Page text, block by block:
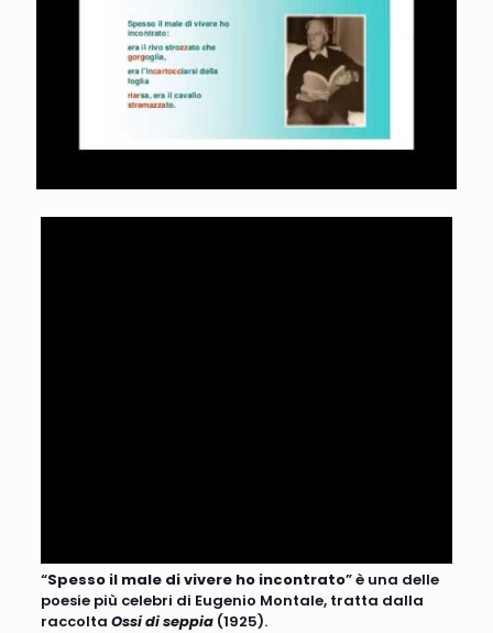
“Spesso il male di vivere ho incontrato” è una delle
poesie più celebri di Eugenio Montale, tratta dalla
raccolta Ossi di seppia(1925).